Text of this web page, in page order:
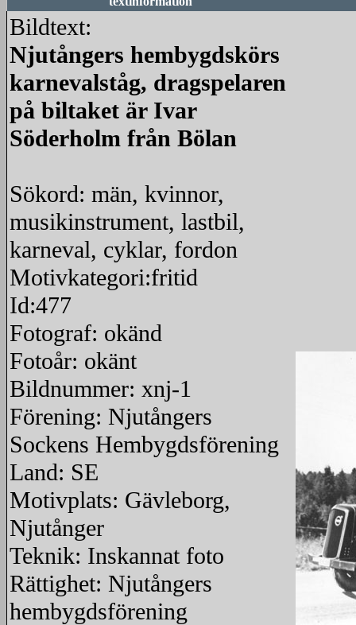
Bildtext:
Njutångers hembygdskörs
karnevalståg, dragspelaren
på biltaket är Ivar
Söderholm från Bölan
Sökord: män, kvinnor,
musikinstrument, lastbil,
karneval, cyklar, fordon
Motivkategori:fritid
Id:477
Fotograf: okänd
Fotoår: okänt
Bildnummer: xnj-1
Förening: Njutångers
Sockens Hembygdsförening
Land: SE
Motivplats: Gävleborg,
Njutånger
Teknik: Inskannat foto
Rättighet: Njutångers
hembygdsförening